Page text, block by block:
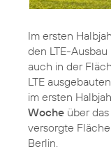
Im ersten
den LTE-
auch in der
LTE
im ersten
Woche über
versorgte
Berlin.